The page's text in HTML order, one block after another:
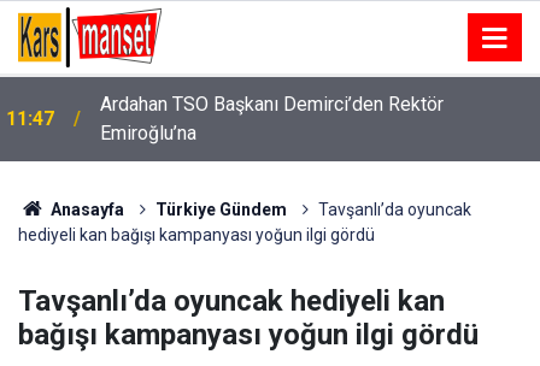
11:47
Ardahan TSO Başkanı Demirci’den Rektör
Emiroğlu’na
11:47
Battalgazi Belediyesi Yaz Okulları şenlikle
Anasayfa Türkiye Gündem
Tavşanlı’da oyuncak
hediyeli kan bağışı kampanyası yoğun ilgi gördü
Tavşanlı’da oyuncak hediyeli kan
bağışı kampanyası yoğun ilgi gördü